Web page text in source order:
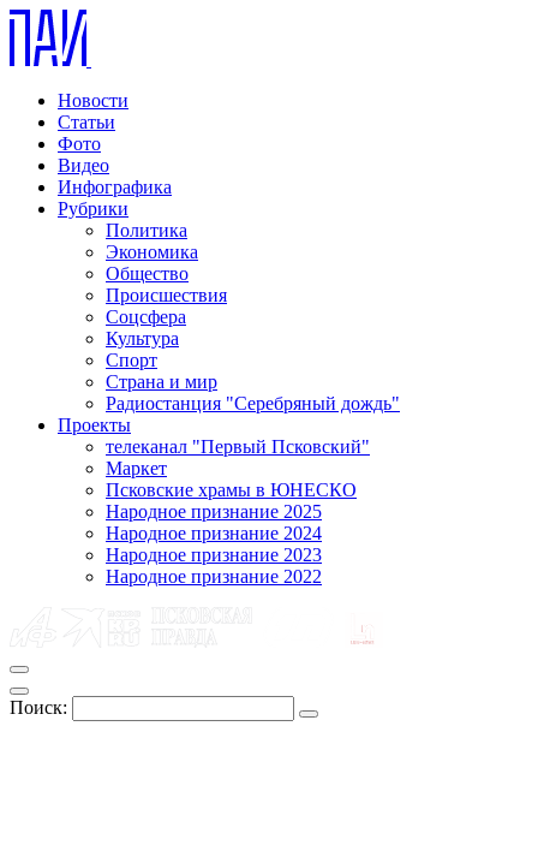
Новости
Статьи
Фото
Видео
Инфографика
Рубрики
Политика
Экономика
Общество
Происшествия
Соцсфера
Культура
Спорт
Страна и мир
Радиостанция "Серебряный дождь"
Проекты
телеканал "Первый Псковский"
Маркет
Псковские храмы в ЮНЕСКО
Народное признание 2025
Народное признание 2024
Народное признание 2023
Народное признание 2022
Поиск: